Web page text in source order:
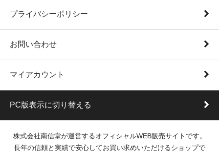
プライバシーポリシー
お問い合わせ
マイアカウント
PC版表示に切り替える
株式会社南信堂が運営するオフィシャルWEB販売サイトです。
長年の信頼と実績で安心してお買い求めいただけるショップで